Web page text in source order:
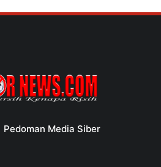
Pedoman Media Siber